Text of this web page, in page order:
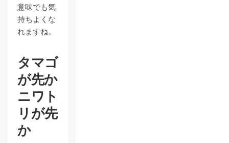
意味でも気
持ちよくな
れますね。
タマゴ
が先か
ニワト
リが先
か